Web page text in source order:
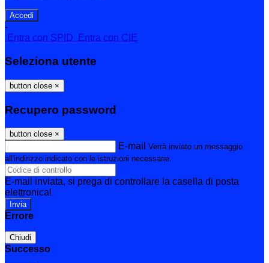
-
Entra con SPID
Entra con CIE
Seleziona utente
button close ×
Recupero password
button close ×
E-mail Verrà inviato un messaggio
all'indirizzo indicato con le istruzioni necessarie.
E-mail inviata, si prega di controllare la casella di posta
elettronica!
Errore
Chiudi
Successo